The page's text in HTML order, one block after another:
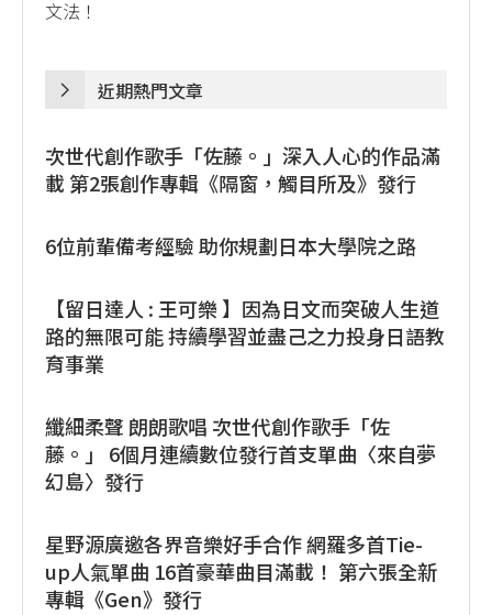
文法！
近期熱門文章
次世代創作歌手「佐藤。」深入人心的作品滿
載 第2張創作專輯《隔窗，觸目所及》發行
6位前輩備考經驗 助你規劃日本大學院之路
【留日達人 : 王可樂 】因為日文而突破人生道
路的無限可能 持續學習並盡己之力投身日語教
育事業
纖細柔聲 朗朗歌唱 次世代創作歌手「佐
藤。」 6個月連續數位發行首支單曲〈來自夢
幻島〉發行
星野源廣邀各界音樂好手合作 網羅多首Tie-
up人氣單曲 16首豪華曲目滿載！ 第六張全新
專輯《Gen》發行